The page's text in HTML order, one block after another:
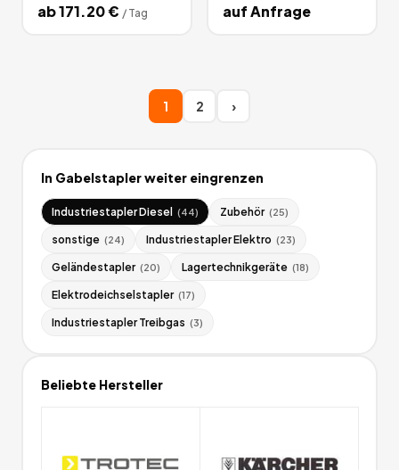
ab171.20€ / Tag auf Anfrage
1 2 ›
In Gabelstaplerweiter eingrenzen
Industriestapler Diesel (44) Zubehör (25)
sonstige (24) Industriestapler Elektro (23)
Geländestapler (20) Lagertechnikgeräte (18)
Elektrodeichselstapler (17)
Industriestapler Treibgas (3)
Beliebte Hersteller